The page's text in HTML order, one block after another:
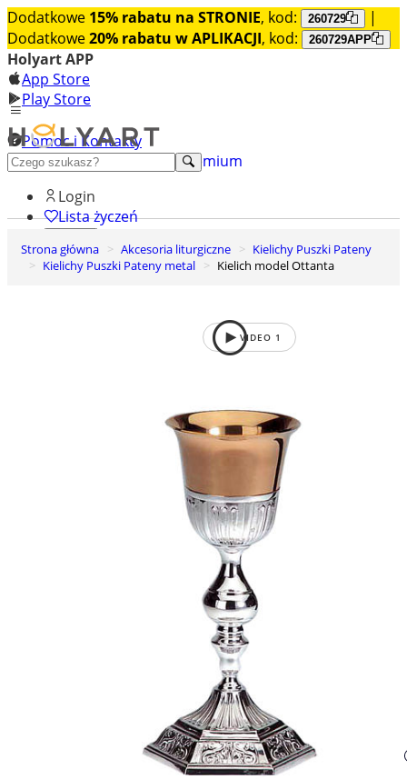
Dodatkowe 15% rabatu na STRONIE, kod: 260729
|
Dodatkowe20% rabatu w APLIKACJI, kod: 260729APP
Holyart APP
App Store
Play Store
Pomoc i Kontakty
+48 222 922 860
Odkryj premium
Login
Lista życzeń
0
Koszyk
Strona główna Akcesoria liturgiczne
Kielichy Puszki Pateny
Kielichy Puszki Pateny metal
Kielich model Ottanta
VIDEO 1